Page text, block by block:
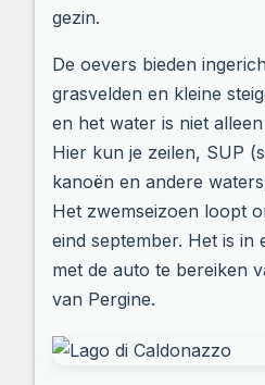
gezin.
De oevers bieden
grasvelden en kleine
en het water is niet
Hier kun je zeilen, SUP
kanoën en andere
Het zwemseizoen loopt
eind september. Het is in
met de auto te bereiken
van Pergine.